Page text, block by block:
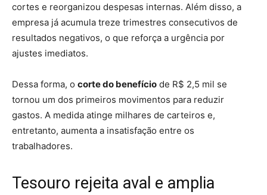
cortes e reorganizou despesas internas. Além disso, a
empresa já acumula treze trimestres consecutivos de
resultados negativos, o que reforça a urgência por
ajustes imediatos.
Dessa forma, o corte do benefício de R$ 2,5 mil se
tornou um dos primeiros movimentos para reduzir
gastos. A medida atinge milhares de carteiros e,
entretanto, aumenta a insatisfação entre os
trabalhadores.
Tesouro rejeita aval e amplia